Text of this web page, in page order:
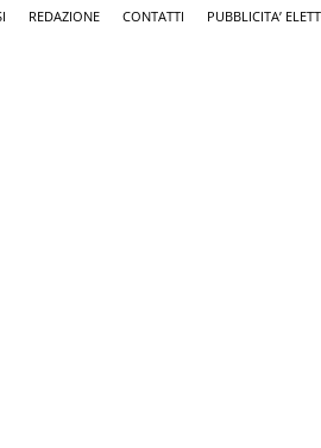
REDAZIONE CONTATTI PUBBLICITA’